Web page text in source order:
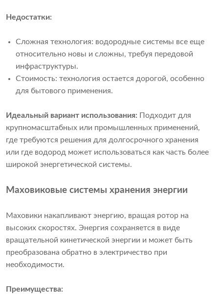
Недостатки:
Сложная технология: водородные системы все еще
относительно новы и сложны, требуя передовой
инфраструктуры.
Стоимость: технология остается дорогой, особенно
для бытового применения.
Идеальный вариант использования: Подходит для
крупномасштабных или промышленных применений,
где требуются решения для долгосрочного хранения
или где водород может использоваться как часть более
широкой энергетической системы.
Маховиковые системы хранения энергии
Маховики накапливают энергию, вращая ротор на
высоких скоростях. Энергия сохраняется в виде
вращательной кинетической энергии и может быть
преобразована обратно в электричество при
необходимости.
Преимущества: